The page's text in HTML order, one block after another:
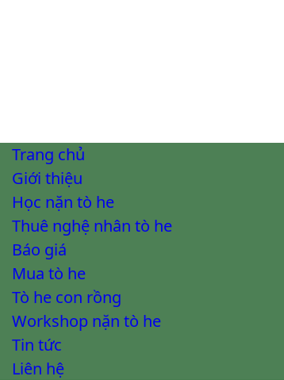
Trang chủ
Giới thiệu
Học nặn tò he
Thuê nghệ nhân tò he
Báo giá
Mua tò he
Tò he con rồng
Workshop nặn tò he
Tin tức
Liên hệ